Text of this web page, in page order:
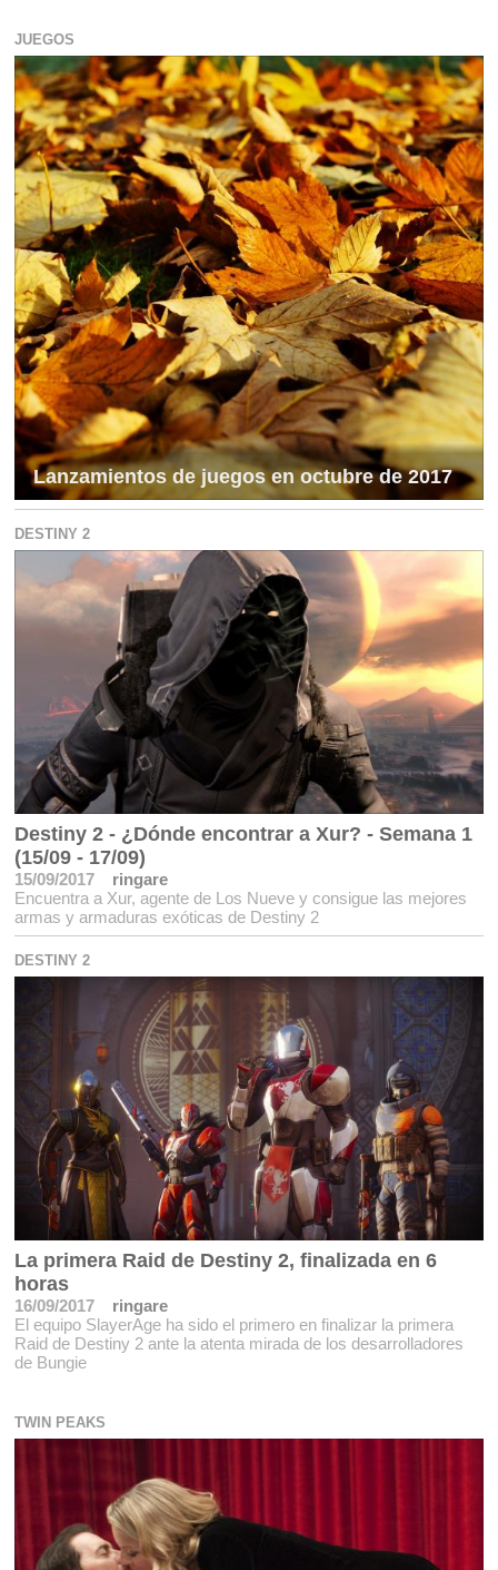
JUEGOS
Lanzamientos de juegos en octubre de 2017
DESTINY 2
Destiny 2 - ¿Dónde encontrar a Xur? - Semana 1
(15/09 - 17/09)
15/09/2017
ringare
Encuentra a Xur, agente de Los Nueve y consigue las mejores
armas y armaduras exóticas de Destiny 2
DESTINY 2
La primera Raid de Destiny 2, finalizada en 6
horas
16/09/2017
ringare
El equipo SlayerAge ha sido el primero en finalizar la primera
Raid de Destiny 2 ante la atenta mirada de los desarrolladores
de Bungie
TWIN PEAKS